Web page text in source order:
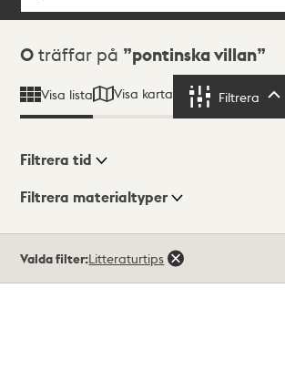
Sökresultat
0 träffar på pontinska villan
Visa lista Visa karta Filtrera
Visningsläge
Filtrera tid
Filtrera materialtyper
träffar
Valda filter:Litteraturtips